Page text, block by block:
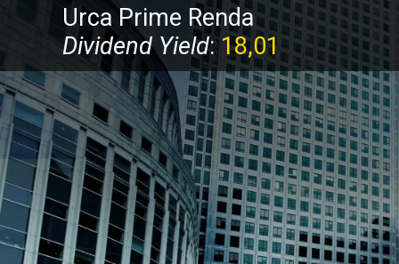
Urca Prime Renda
Dividend Yield: 18,01